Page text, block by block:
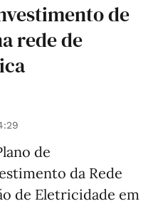
de
rede de
de
da Rede
de Eletricidade em